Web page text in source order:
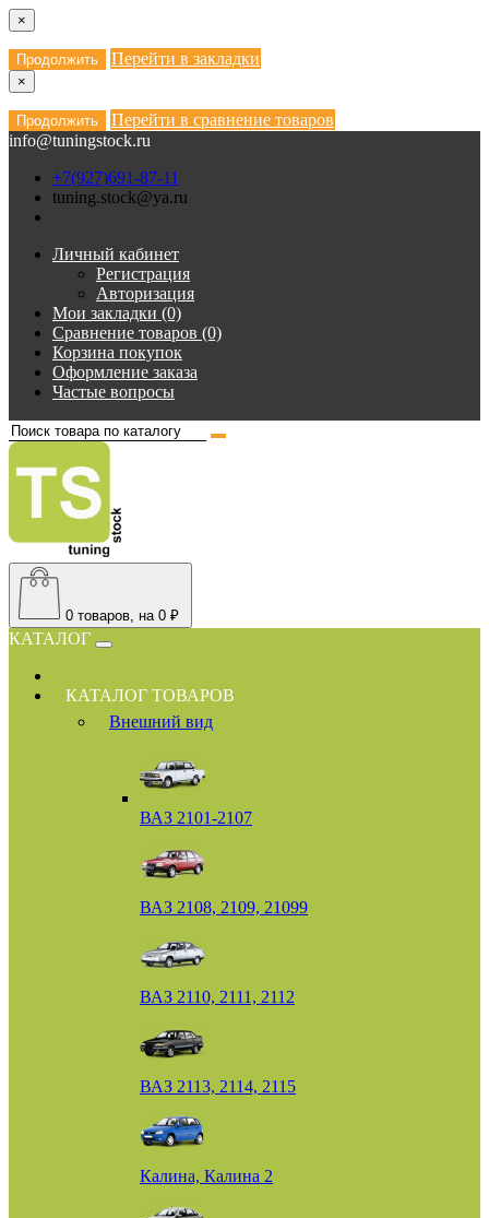
×
Продолжить Перейти в закладки
×
Продолжить
Перейти в сравнение товаров
info@tuningstock.ru
+7(927)691-87-11
tuning.stock@ya.ru
Личный кабинет
Регистрация
Авторизация
Мои закладки (0)
Сравнение товаров (0)
Корзина покупок
Оформление заказа
Частые вопросы
0 товаров, на 0 ₽
КАТАЛОГ
КАТАЛОГ ТОВАРОВ
Внешний вид
ВАЗ 2101-2107
ВАЗ 2108, 2109, 21099
ВАЗ 2110, 2111, 2112
ВАЗ 2113, 2114, 2115
Калина, Калина 2